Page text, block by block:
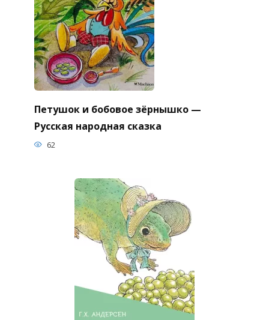
Петушок и бобовое зёрнышко —
Русская народная сказка
62